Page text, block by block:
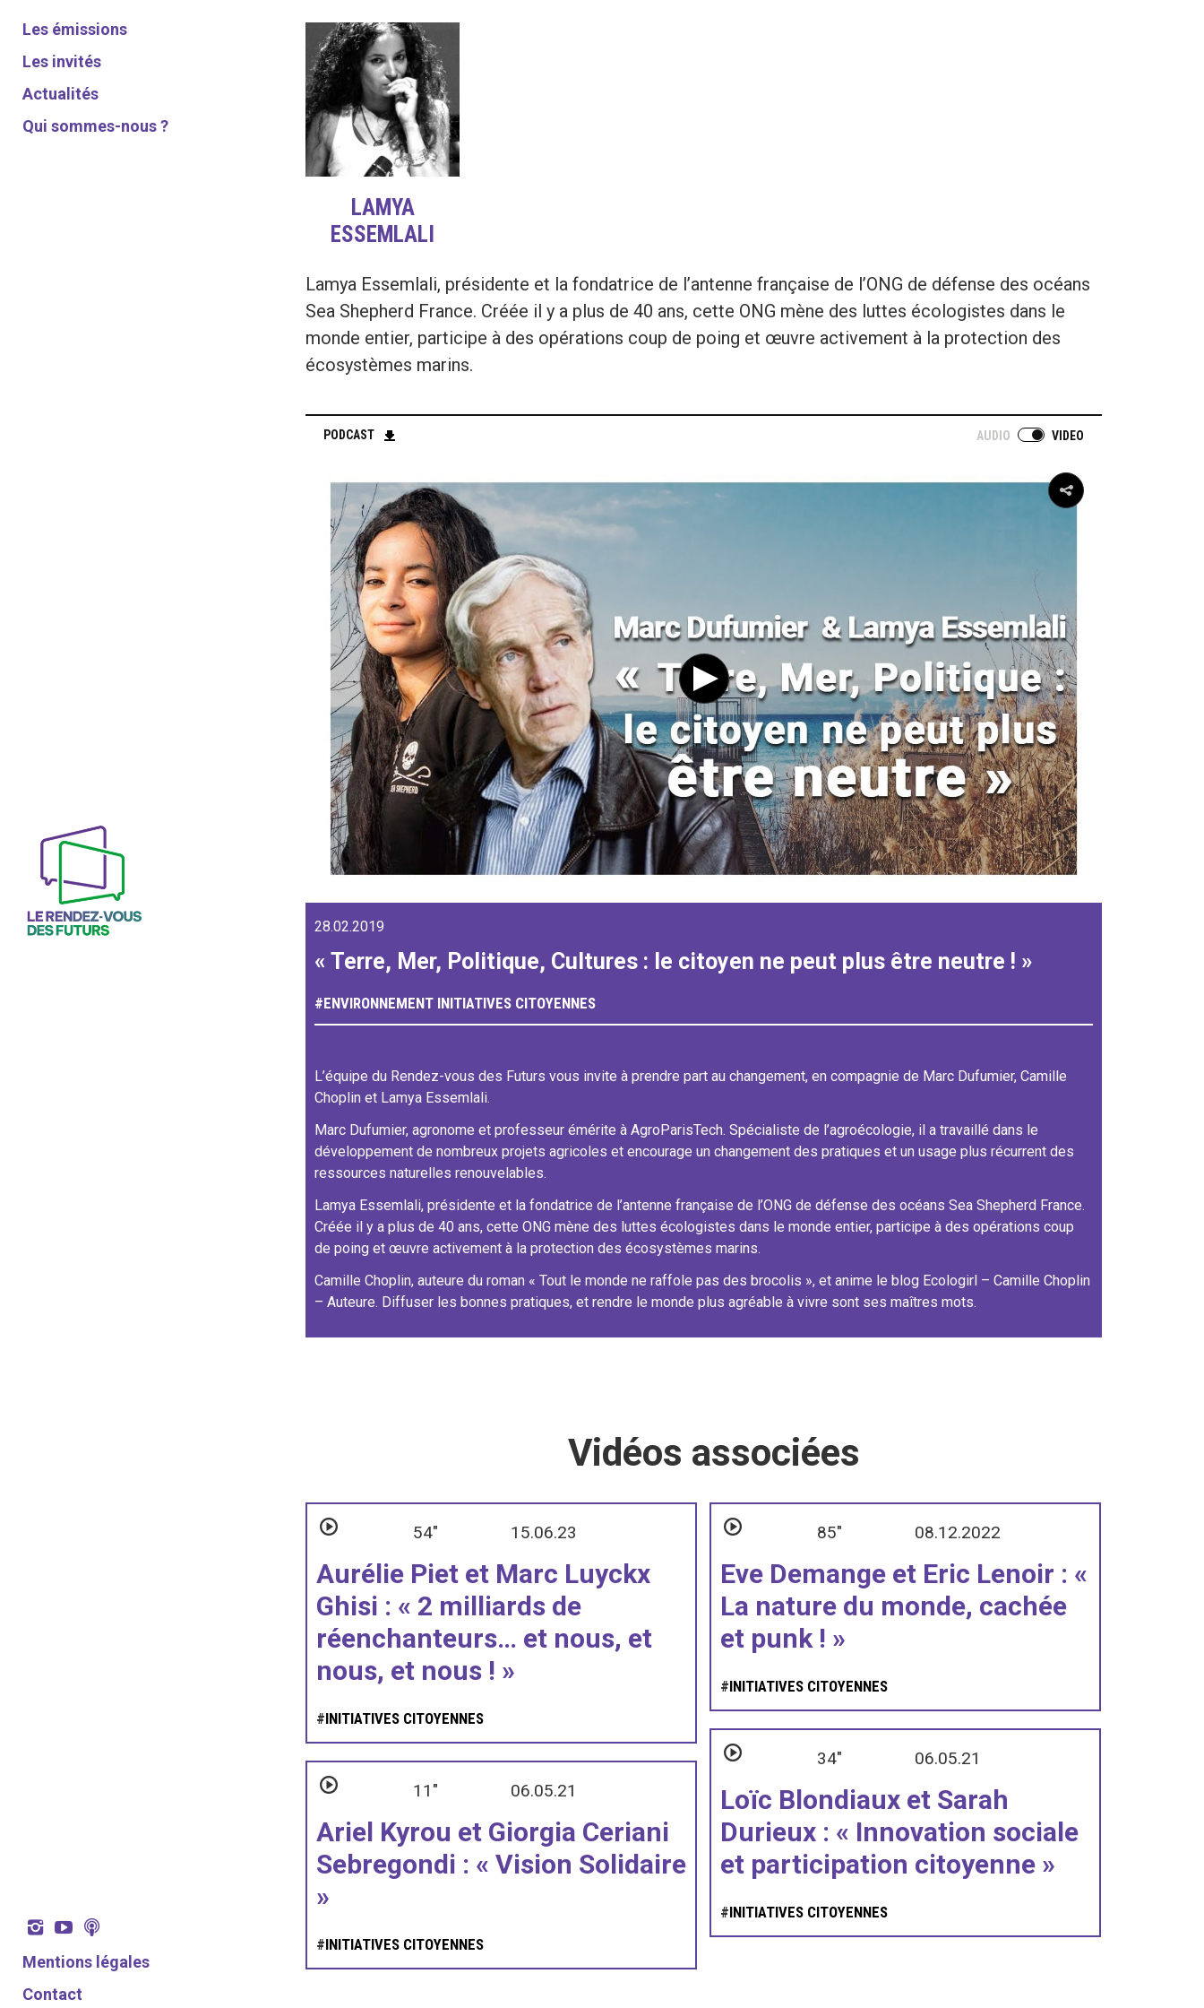
Les émissions
Les invités
Actualités
Qui sommes-nous ?
Mentions légales
Contact
LAMYA
ESSEMLALI
Lamya Essemlali, présidente et la fondatrice de l’antenne française de l’ONG de défense des océans
Sea Shepherd France. Créée il y a plus de 40 ans, cette ONG mène des luttes écologistes dans le
monde entier, participe à des opérations coup de poing et œuvre activement à la protection des
écosystèmes marins.
PODCAST AUDIO VIDEO
28.02.2019
« Terre, Mer, Politique, Cultures : le citoyen ne peut plus être neutre ! »
#ENVIRONNEMENT INITIATIVES CITOYENNES
L’équipe du Rendez-vous des Futurs vous invite à prendre part au changement, en compagnie de Marc Dufumier, Camille
Choplin et Lamya Essemlali.
Marc Dufumier, agronome et professeur émérite à AgroParisTech. Spécialiste de l’agroécologie, il a travaillé dans le
développement de nombreux projets agricoles et encourage un changement des pratiques et un usage plus récurrent des
ressources naturelles renouvelables.
Lamya Essemlali, présidente et la fondatrice de l’antenne française de l’ONG de défense des océans Sea Shepherd France.
Créée il y a plus de 40 ans, cette ONG mène des luttes écologistes dans le monde entier, participe à des opérations coup
de poing et œuvre activement à la protection des écosystèmes marins.
Camille Choplin, auteure du roman « Tout le monde ne raffole pas des brocolis », et anime le blog Ecologirl – Camille Choplin
– Auteure. Diffuser les bonnes pratiques, et rendre le monde plus agréable à vivre sont ses maîtres mots.
Vidéos associées
54" 15.06.23
Aurélie Piet et Marc Luyckx
Ghisi : « 2 milliards de
réenchanteurs… et nous, et
nous, et nous ! »
#INITIATIVES CITOYENNES
85" 08.12.2022
Eve Demange et Eric Lenoir : «
La nature du monde, cachée
et punk ! »
#INITIATIVES CITOYENNES
34" 06.05.21
Loïc Blondiaux et Sarah
Durieux : « Innovation sociale
et participation citoyenne »
#INITIATIVES CITOYENNES
11" 06.05.21
Ariel Kyrou et Giorgia Ceriani
Sebregondi : « Vision Solidaire
»
#INITIATIVES CITOYENNES